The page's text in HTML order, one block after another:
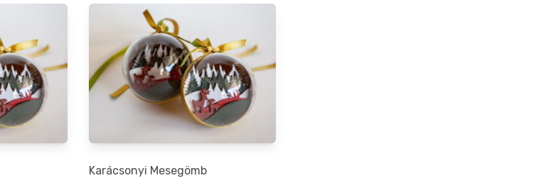
Karácsonyi Mesegömb